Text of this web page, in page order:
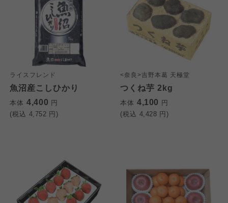
ライスフレンド
魚沼産こしひかり
本体 4,400 円
(税込 4,752 円)
<奈良>吉野本葛 天極堂
つくね芋 2kg
本体 4,100 円
(税込 4,428 円)